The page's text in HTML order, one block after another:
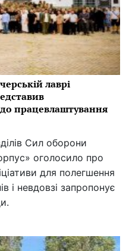
лаврі
працевлаштування
Сил оборони
оголосило про
для полегшення
і невдовзі запропонує